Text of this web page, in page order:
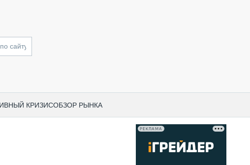
КРИЗИСОБЗОР РЫНКА
РЕКЛАМА